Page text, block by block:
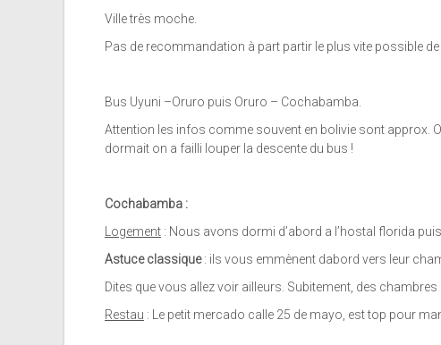
Ville très moche.
Pas de recommandation à part partir le plus vite possible de
Bus Uyuni –Oruro puis Oruro – Cochabamba.
Attention les infos comme souvent en bolivie sont approx.
dormait on a failli louper la descente du bus !
Cochabamba :
Logement : Nous avons dormi d’abord a l’hostal florida
Astuce classique: ils vous emmènent dabord vers leur
Dites que vous allez voir ailleurs. Subitement, des
Restau : Le petit mercado calle 25 de mayo, est top pour